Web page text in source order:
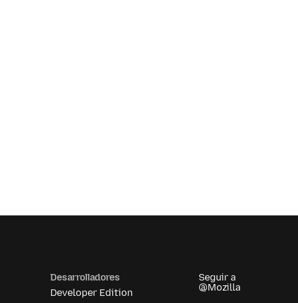
Desarrolladores
Developer Edition
Seguir a
@Mozilla